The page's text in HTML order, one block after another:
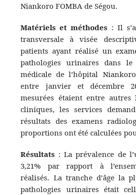
Niankoro FOMBA de Ségou.
Matériels et méthodes : Il
transversale à visée
patients ayant réalisé un
pathologies urinaires dans le
médicale de l’hôpital
entre janvier et décembre
mesurées étaient entre autres
cliniques, les services
résultats des examens
proportions ont été calculées
Résultats : La prévalence de
3,21% par rapport à
réalisés. La tranche d’âge la
pathologies urinaires était